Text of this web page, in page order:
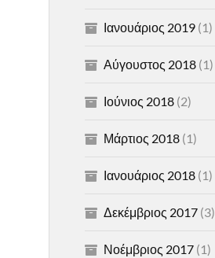
Ιανουάριος 2019(1)
Αύγουστος 2018(1)
Ιούνιος 2018(2)
Μάρτιος 2018(1)
Ιανουάριος 2018(1)
Δεκέμβριος 2017(3)
Νοέμβριος 2017(1)